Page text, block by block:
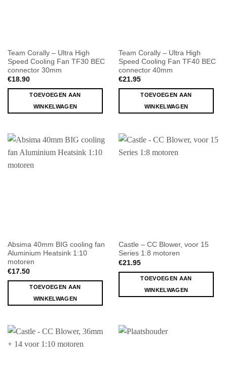
Team Corally – Ultra High
Speed Cooling Fan TF30 BEC
connector 30mm
€18.90
TOEVOEGEN AAN
WINKELWAGEN
Team Corally – Ultra High
Speed Cooling Fan TF40 BEC
connector 40mm
€21.95
TOEVOEGEN AAN
WINKELWAGEN
Absima 40mm BIG cooling fan
Aluminium Heatsink 1:10
motoren
€17.50
TOEVOEGEN AAN
WINKELWAGEN
Castle – CC Blower, voor 15
Series 1:8 motoren
€21.95
TOEVOEGEN AAN
WINKELWAGEN